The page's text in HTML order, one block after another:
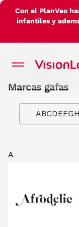
Con el PlanVeo
infantiles y
Marcas gafas
ABCDEFGH
A